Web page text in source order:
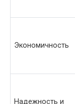
Экономичность
Надежность и